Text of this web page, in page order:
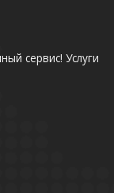
сервис! Услуги